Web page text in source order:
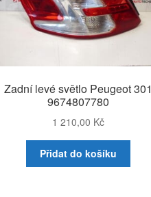
Zadní levé světlo Peugeot 301
9674807780
1 210,00 Kč
Přidat do košíku